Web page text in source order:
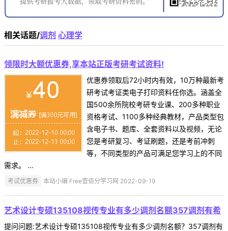
相关话题/调剂 心理学
领限时大额优惠券,享本站正版考研考试资料!
优惠券领取后72小时内有效，10万种最新考
研考试考证类电子打印资料任你选。涵盖全
国500余所院校考研专业课、200多种职业
资格考试、1100多种经典教材，产品类型包
含电子书、题库、全套资料以及视频，无论
您是考研复习、考证刷题，还是考前冲刺
等，不同类型的产品可满足您学习上的不同
需求。 ...
考试优惠券 本站小编 Free壹佰分学习网 2022-09-19
艺术设计专硕135108视传专业有多少调剂名额357调剂有希
提问问题:艺术设计专硕135108视传专业有多少调剂名额？357调剂有